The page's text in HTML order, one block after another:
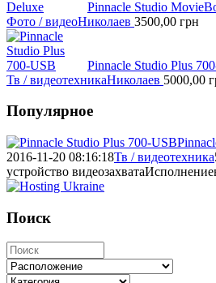
Pinnacle Studio
Фото / видеоНиколаев 3500,00 грн
Pinnacle Studio Plus
Тв / видеотехникаНиколаев 5000,00
Популярное
2016-11-20 08:16:18Тв / видеотехника
устройство
Поиск